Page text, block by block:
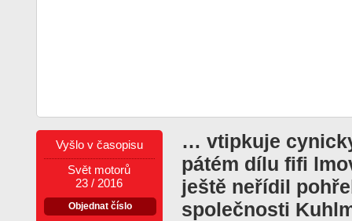
… vtipkuje
pátém dílu fifi
ještě neřídil
společnosti
Vyšlo v časopisu
Svět motorů
23 / 2016
Objednat číslo